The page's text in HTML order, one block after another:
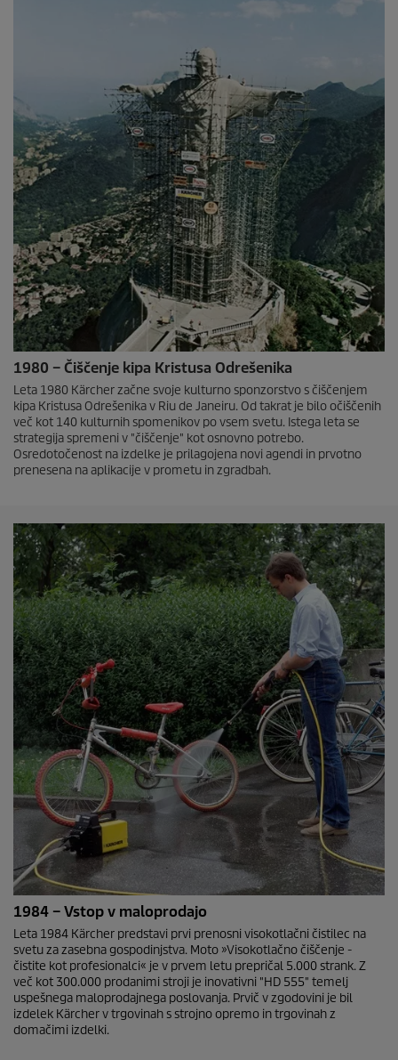
1980 – Čiščenje kipa Kristusa Odrešenika
Leta 1980 Kärcher začne svoje kulturno sponzorstvo s čiščenjem
kipa Kristusa Odrešenika v Riu de Janeiru. Od takrat je bilo očiščenih
več kot 140 kulturnih spomenikov po vsem svetu. Istega leta se
strategija spremeni v "čiščenje" kot osnovno potrebo.
Osredotočenost na izdelke je prilagojena novi agendi in prvotno
prenesena na aplikacije v prometu in zgradbah.
1984 – Vstop v maloprodajo
Leta 1984 Kärcher predstavi prvi prenosni visokotlačni čistilec na
svetu za zasebna gospodinjstva. Moto »Visokotlačno čiščenje -
čistite kot profesionalci« je v prvem letu prepričal 5.000 strank. Z
več kot 300.000 prodanimi stroji je inovativni "HD 555" temelj
uspešnega maloprodajnega poslovanja. Prvič v zgodovini je bil
izdelek Kärcher v trgovinah s strojno opremo in trgovinah z
domačimi izdelki.